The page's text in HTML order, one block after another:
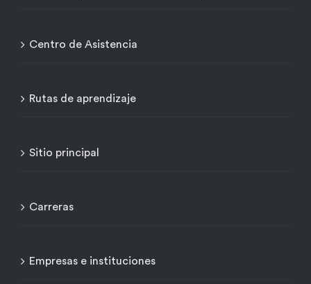
Centro de Asistencia
Rutas de aprendizaje
Sitio principal
Carreras
Empresas e instituciones